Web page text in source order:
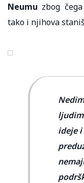
Neumu zbog
tako i njihova
ideje i